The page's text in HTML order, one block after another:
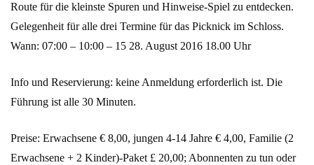
Route für die kleinste Spuren und Hinweise-Spiel zu entdecken.
Gelegenheit für alle drei Termine für das Picknick im Schloss.
Wann: 07:00 – 10:00 – 15 28. August 2016 18.00 Uhr
Info und Reservierung: keine Anmeldung erforderlich ist. Die
Führung ist alle 30 Minuten.
Preise: Erwachsene € 8,00, jungen 4-14 Jahre € 4,00, Familie (2
Erwachsene + 2 Kinder)-Paket £ 20,00; Abonnenten zu tun oder